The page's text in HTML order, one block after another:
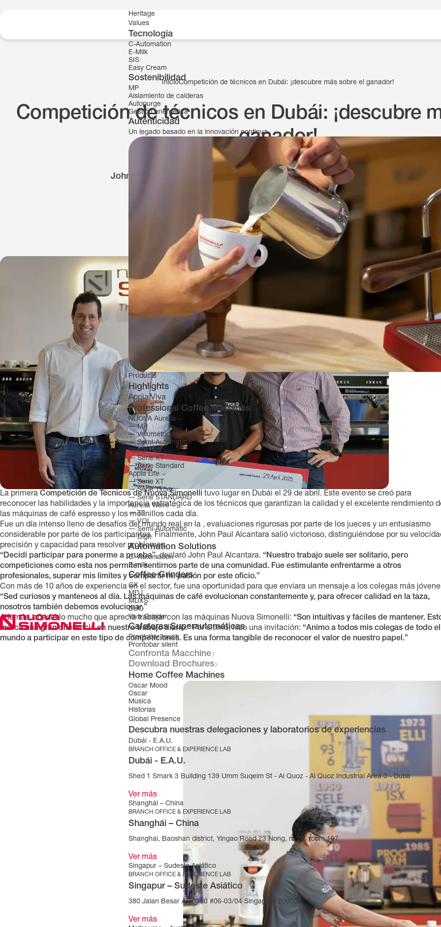
Heritage
Values
Tecnologia
C-Automation
E-Milk
SIS
Easy Cream
Sostenibilidad
MP
Aislamiento de calderas
Autopurge
Gestión energetica
Autenticidad
Un legado basado en la innovación continua
Products
Highlights
Appia Viva
Professional Coffee Machines
NUOVA Aurelia
―MP
―Volumétrica
―Semi-Automatic
Appia Viva
―Serie XT
―Serie Standard
Appia Life
―Serie XT
―Serie Timer
― Serie STANDARD
Aurelia Wave
―T3
―VOL
― Semi-Automatic
―Digit
Automation Solutions
C- Automation
E-milk
Coffee Grinders
GX
MDJ
MDXS
DUO
Viva Grinder
Cafeteras Superautomáticas
Prontobar touch
Prontobar silent
Confronta Macchine
Download Brochures
Home Coffee Machines
Oscar Mood
Oscar
Musica
Historias
Global Presence
Descubra nuestras delegaciones y laboratorios de experiencias
Dubái - E.A.U.
BRANCH OFFICE & EXPERIENCE LAB
Dubái - E.A.U.
Shed 1 Smark 3 Building 139 Umm Suqeim St - Al Quoz - Al Quoz Industrial Area 3 - Duba
Ver más
Shanghái – China
BRANCH OFFICE & EXPERIENCE LAB
Shanghái – China
Shanghai, Baoshan district, Yingao Road 23 Nong, n. 20, room 107
Ver más
Singapur – Sudeste Asiático
BRANCH OFFICE & EXPERIENCE LAB
Singapur – Sudeste Asiático
380 Jalan Besar ARC380 #06-03/04 Singapore 209000
Ver más
InicioCompetición de técnicos en Dubái: ¡descubre más sobre el ganador!
Competición de técnicos en Dubái: ¡descubre
ganador!
John Paul Alcantara gana la competición de técnicos de Nuova Simonelli en Dubái
9 de mayo de 2025
La primera Competición de Técnicos de Nuova Simonelli tuvo lugar en Dubái el 29 de abril. Este evento se creó para
reconocer las habilidades y la importancia estratégica de los técnicos que garantizan la calidad y el excelente rendimiento
las máquinas de café espresso y los molinillos cada día.
Fue un día intenso lleno de desafíos del mundo real en la , evaluaciones rigurosas por parte de los jueces y un entusiasmo
considerable por parte de los participantes. Finalmente, John Paul Alcantara salió victorioso, distinguiéndose por su
precisión y capacidad para resolver problemas.
“Decidí participar para ponerme a prueba”, declaró John Paul Alcantara. “Nuestro trabajo suele ser solitario, pero
competiciones como esta nos permiten sentirnos parte de una comunidad. Fue estimulante enfrentarme a otros
profesionales, superar mis límites y compartir mi pasión por este oficio.”
Con más de 10 años de experiencia en el sector, fue una oportunidad para que enviara un mensaje a los colegas más
“Sed curiosos y manteneos al día. Las máquinas de café evolucionan constantemente y, para ofrecer calidad en la taza,
nosotros también debemos evolucionar.”
Además, añadió lo mucho que aprecia trabajar con las máquinas Nuova Simonelli: “Son intuitivas y fáciles de mantener.
marca una gran diferencia en nuestro trabajo diario.”Por último, hizo una invitación: “Animo a todos mis colegas de todo el
mundo a participar en este tipo de competiciones. Es una forma tangible de reconocer el valor de nuestro papel.”